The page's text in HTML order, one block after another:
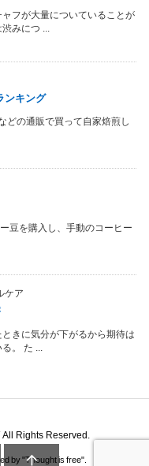
フが大量についていることが
みにつ ...
ンキング
どの通販で買って自家焙煎し
豆を購入し、手動のコーヒー
ケア
きに気分が下がるから期待は
。 た ...
All Rights Reserved.
by "Thought is free".
